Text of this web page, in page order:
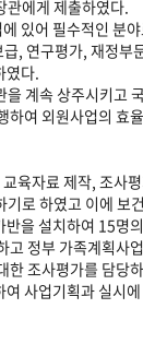
관에게 제출하였다.
있어 필수적인 분
, 연구평가, 재정부
였다.
계속 상주시키고
하여 외원사업의 효
육자료 제작, 조사
로 하였고 이에 보
을 설치하여 15명
고 정부 가족계획사
한 조사평가를 담당
사업기획과 실시